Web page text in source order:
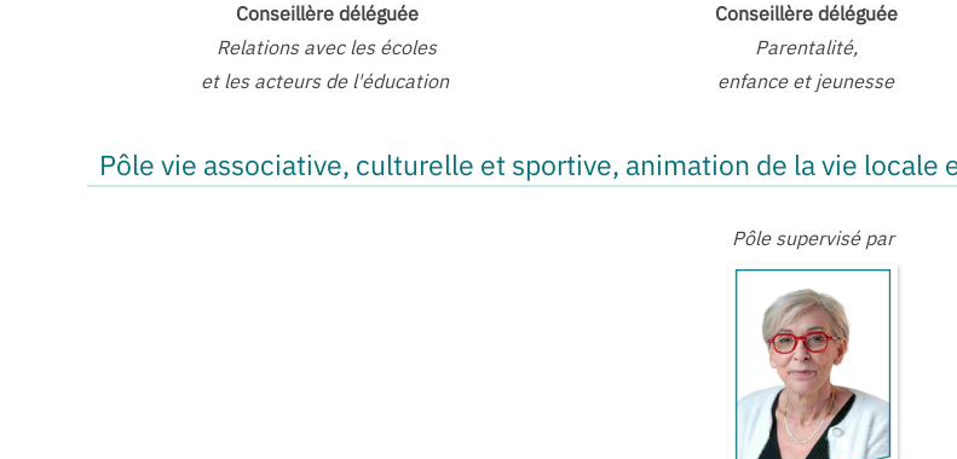
Conseillère déléguée
Relations avec les écoles
et les acteurs de l'éducation
Conseillère déléguée
Parentalité,
enfance et jeunesse
Pôle vie associative, culturelle et sportive, animation de la vie
Pôle supervisé par